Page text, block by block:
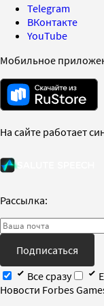
Telegram
ВКонтакте
YouTube
Мобильное
На сайте работает
Рассылка:
Подписаться
Все сразу
Новости Forbes